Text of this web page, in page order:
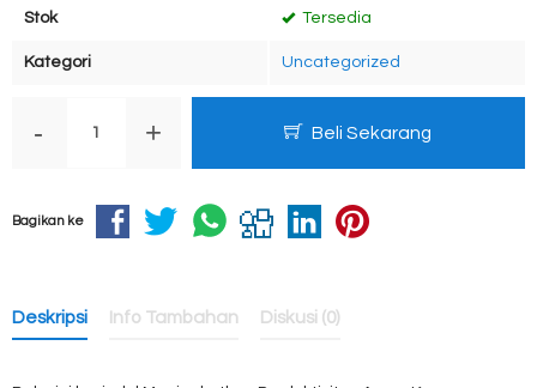
Stok Tersedia
Kategori Uncategorized
- + Beli Sekarang
Bagikan ke
Deskripsi Info Tambahan Diskusi (0)